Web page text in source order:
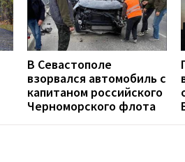
В Севастополе
взорвался автомобиль с
капитаном российского
Черноморского флота